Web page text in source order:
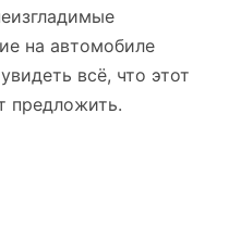
на автомобиле
всё, что этот
предложить.